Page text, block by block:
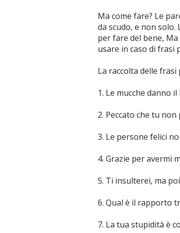
Ma come fare? Le
da scudo, e non
per fare del bene,
usare in caso di frasi
La raccolta delle
1. Le mucche danno
2. Peccato che tu
3. Le persone felici
4. Grazie per avermi
5. Ti insulterei, ma
6. Qual è il rapporto
7. La tua stupidità è